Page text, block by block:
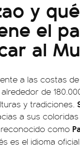
y qué
el
al
a las costas
de
y tradiciones.
a sus
como
es el idioma